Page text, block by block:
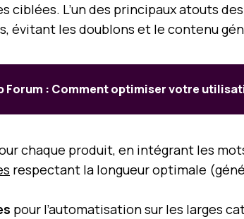
L’un des principaux atouts
les doublons et le contenu
Forum : Comment optimiser votre
chaque produit, en intégrant les
respectant la longueur optimale
pour l’automatisation sur les larges